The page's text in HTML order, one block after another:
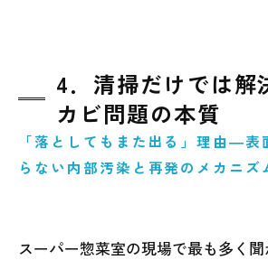
4．清掃だけでは解
カビ問題の本質
「落としてもまた出る」理由―表
らない内部汚染と再発のメカニズ
スーパー惣菜室の現場で最も多く